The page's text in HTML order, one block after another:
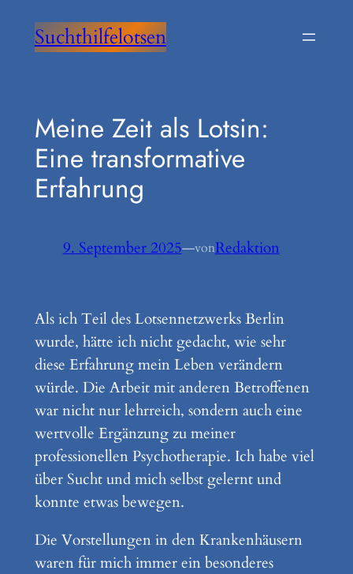
InhaltSuchthilfelotsen
Meine Zeit als Lotsin:
Eine transformative
Erfahrung
9. September 2025—vonRedaktion
Als ich Teil des Lotsennetzwerks Berlin
wurde, hätte ich nicht gedacht, wie sehr
diese Erfahrung mein Leben verändern
würde. Die Arbeit mit anderen Betroffenen
war nicht nur lehrreich, sondern auch eine
wertvolle Ergänzung zu meiner
professionellen Psychotherapie. Ich habe viel
über Sucht und mich selbst gelernt und
konnte etwas bewegen.
Die Vorstellungen in den Krankenhäusern
waren für mich immer ein besonderes